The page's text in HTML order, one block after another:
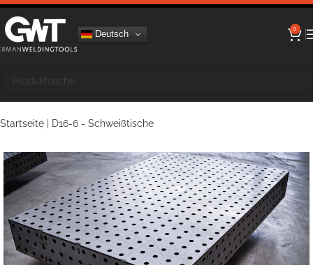
Deutsch 0
Startseite D16-6 - Schweißtische